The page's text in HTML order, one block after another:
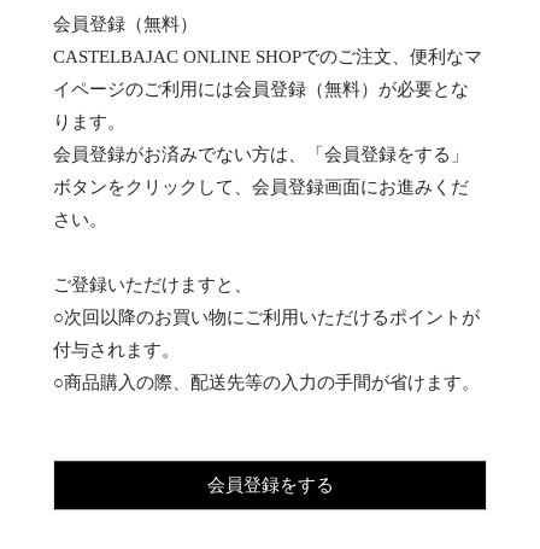
会員登録（無料）
CASTELBAJAC ONLINE SHOPでのご注文、便利なマ
イページのご利用には会員登録（無料）が必要とな
ります。
会員登録がお済みでない方は、「会員登録をする」
ボタンをクリックして、会員登録画面にお進みくだ
さい。
ご登録いただけますと、
○次回以降のお買い物にご利用いただけるポイントが
付与されます。
○商品購入の際、配送先等の入力の手間が省けます。
会員登録をする